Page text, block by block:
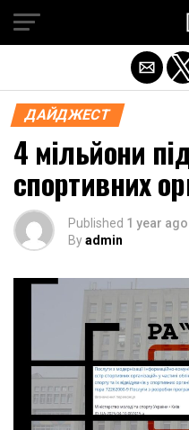
ДАЙДЖЕСТ
4 мільйони
спортивних
Published 1 year ago
Byadmin
Exit